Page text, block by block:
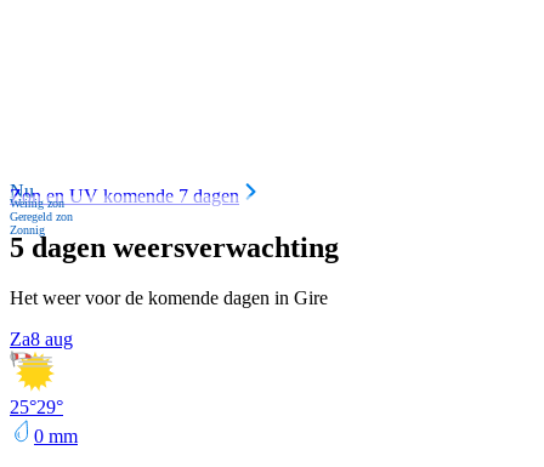
Nu
Weinig zon
Geregeld zon
Zonnig
Zon en UV komende 7 dagen
5 dagen weersverwachting
Het weer voor de komende dagen in Gire
Za8 aug
25°29°
0 mm